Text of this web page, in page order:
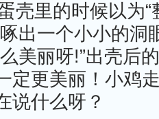
壳里的时候以为
出一个小小的洞
美丽呀!”出壳后
定更美丽！小鸡
说什么呀？